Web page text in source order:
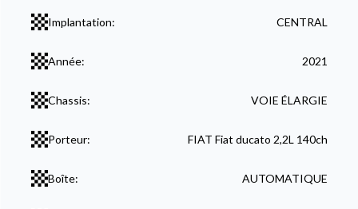
Implantation: CENTRAL
Année: 2021
Chassis: VOIE ÉLARGIE
Porteur: FIAT Fiat ducato 2,2L 140ch
Boîte: AUTOMATIQUE